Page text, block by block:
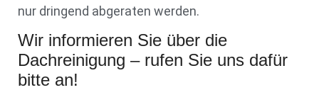
nur dringend abgeraten werden.
Wir informieren Sie über die
Dachreinigung – rufen Sie uns dafür
bitte an!